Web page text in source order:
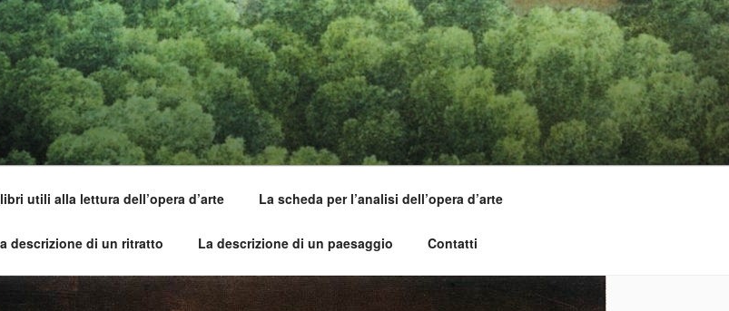
ad amarle
utili alla lettura dell’opera d’arte La scheda per l’analisi dell’opera d’arte
descrizione di un ritratto La descrizione di un paesaggio Contatti